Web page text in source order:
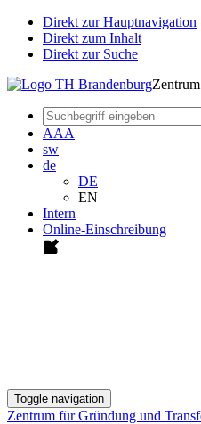
Direkt zur Hauptnavigation
Direkt zum Inhalt
Direkt zur Suche
AAA
sw
de
DE
EN
Intern
Online-Einschreibung
Toggle navigation
Zentrum für Gründung und